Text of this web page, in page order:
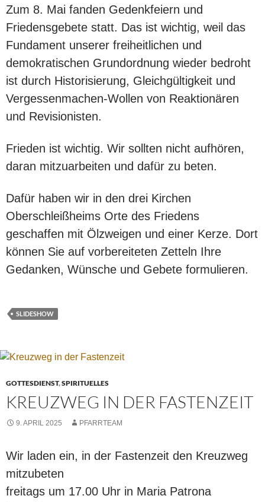
Zum 8. Mai fanden Gedenkfeiern und
Friedensgebete statt. Das ist wichtig, weil das
Fundament unserer freiheitlichen und
demokratischen Grundordnung wieder bedroht
ist durch Historisierung, Gleichgültigkeit und
Vergessenmachen-Wollen von Reaktionären
und Revisionisten.
Frieden ist wichtig. Wir sollten nicht aufhören,
daran mitzuarbeiten und dafür zu beten.
Dafür haben wir in den drei Kirchen
Oberschleißheims Orte des Friedens
geschaffen mit Ölzweigen und einer Kerze. Dort
können Sie auf vorbereiteten Zetteln Ihre
Gedanken, Wünsche und Gebete formulieren.
SLIDESHOW
GOTTESDIENST,SPIRITUELLES
KREUZWEG IN DER FASTENZEIT
9. APRIL 2025 PFARRTEAM
Wir laden ein, in der Fastenzeit den Kreuzweg
mitzubeten
freitags um 17.00 Uhr in Maria Patrona